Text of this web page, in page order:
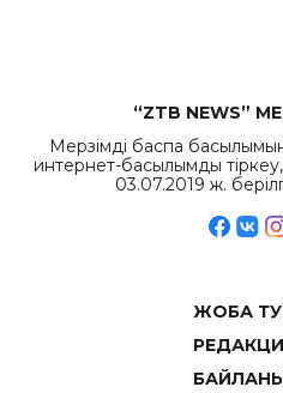
“ZTB NEWS”
Мерзімді баспа
интернет-басылымды тіркеу,
03.07.2019 ж.
ЖОБА